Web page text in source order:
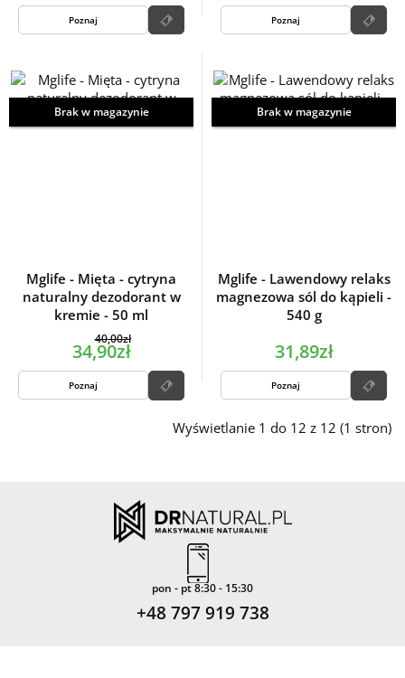
Poznaj Poznaj
Brak w magazynie
Mglife - Mięta - cytryna
naturalny dezodorant w
kremie - 50 ml
40,00zł
34,90zł
Poznaj
Brak w magazynie
Mglife - Lawendowy relaks
magnezowa sól do kąpieli -
540 g
31,89zł
Poznaj
Wyświetlanie 1 do 12 z 12 (1 stron)
pon - pt 8:30 - 15:30
+48 797 919 738